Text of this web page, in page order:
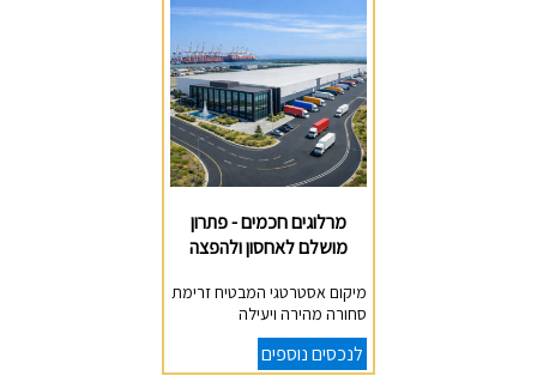
מרלוגים חכמים - פתרון
מושלם לאחסון ולהפצה
מיקום אסטרטגי המבטיח זרימת
סחורה מהירה ויעילה
לנכסים נוספים